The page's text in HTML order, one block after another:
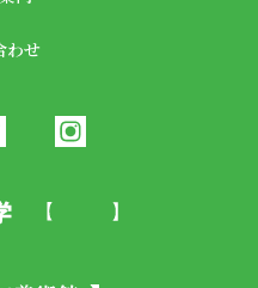
わせ